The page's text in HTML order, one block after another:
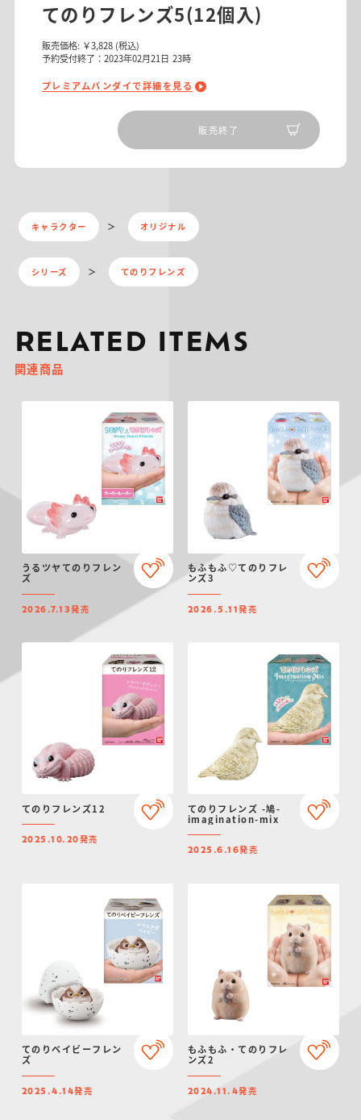
てのりフレンズ5(12個入)
販売価格: ￥3,828 (税込)
予約受付終了：2023年02月21日 23時
プレミアムバンダイで詳細を見る
販売終了
キャラクター オリジナル
シリーズ てのりフレンズ
RELATED ITEMS
関連商品
うるツヤてのりフレン
ズ
2026.7.13発売
もふもふ♡てのりフレ
ンズ3
2026.5.11発売
てのりフレンズ12
2025.10.20発売
てのりフレンズ -鳩-
imagination-mix
2025.6.16発売
てのりベイビーフレン
ズ
2025.4.14発売
もふもふ・てのりフレ
ンズ2
2024.11.4発売